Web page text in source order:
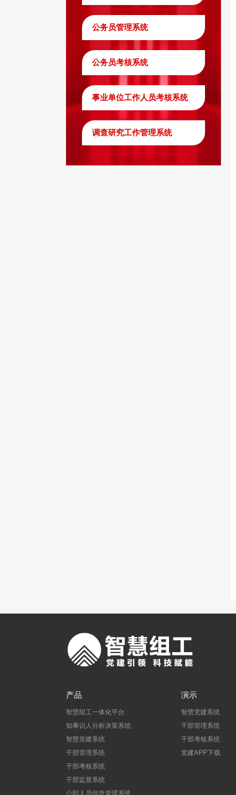
公务员管理系统
公务员考核系统
事业单位工作人员考核系统
调查研究工作管理系统
产品
智慧组工一体化平台
知事识人分析决策系统
智慧党建系统
干部管理系统
干部考核系统
干部监督系统
公职人员信息管理系统
演示
智慧党建系统
干部管理系统
干部考核系统
党建APP下载